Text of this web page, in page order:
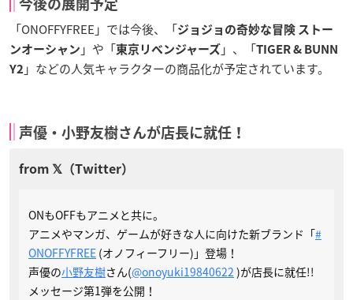
今後の展開予定
「ONOFFYFREE」では今後、「ジョジョの奇妙な冒険 ストー
ンオーシャン 」や「東京リベンジャーズ 」、「TIGER & BUNN
Y2 」などの人気キャラクターの商品化が予定されています。
声優・小野友樹さんが店長に就任！
ONもOFFもアニメと共に。
アニメやマンガ、ゲームが好きな人に向けた新ブランド「#
ONOFFYFREE (オノフィーフリー)」登場！
声優の小野友樹さん(@onoyuki19840622 )が店長に就任!!
メッセージ第1弾を公開！